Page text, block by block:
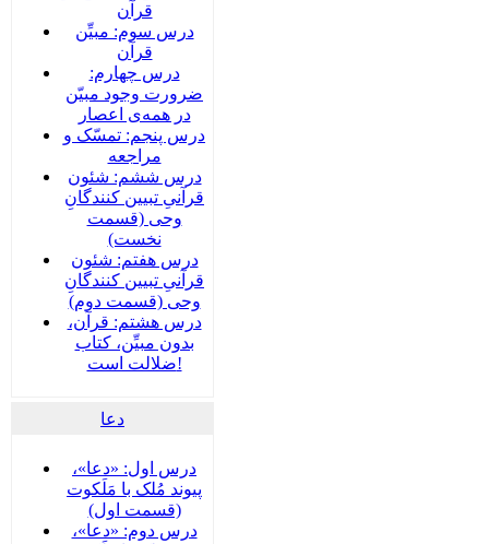
قرآن
درس سوم: مبیِّن
قرآن
درس چهارم:
ضرورت وجود مبیّن
در همه‌ی اعصار
درس پنجم: تمسّک و
مراجعه
درس ششم: شئون
قرآنیِ تبیین کنندگانِ
وحی (قسمت
نخست)
درس هفتم: شئون
قرآنیِ تبیین کنندگانِ
وحی (قسمت دوم)
درس هشتم: قرآن،
بدون مبیِّن، کتاب
ضلالت است!
دعا
درس اول: «دعا»،
پیوند مُلک با مَلَکوت
(قسمت اول)
درس دوم: «دعا»،